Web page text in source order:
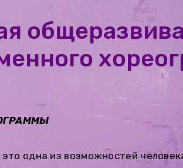
это одна из возможностей